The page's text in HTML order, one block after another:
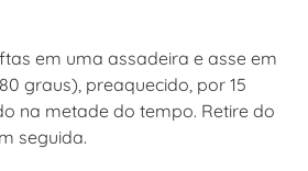
em uma assadeira e asse em
graus), preaquecido, por 15
na metade do tempo. Retire do
seguida.